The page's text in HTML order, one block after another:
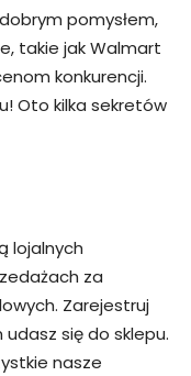
pomysłem,
takie jak Walmart
konkurencji.
Oto kilka sekretów
lojalnych
za
Zarejestruj
udasz się do sklepu.
nasze